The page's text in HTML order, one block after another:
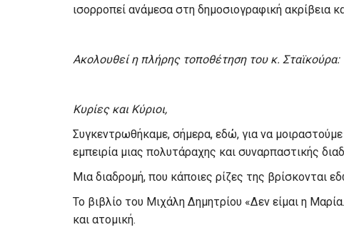
ισορροπεί ανάμεσα στη δημοσιογραφική ακρίβεια
Ακολουθεί η πλήρης τοποθέτηση του κ. Σταϊκούρα:
Κυρίες και Κύριοι,
Συγκεντρωθήκαμε, σήμερα, εδώ, για να
εμπειρία μιας πολυτάραχης και συναρπαστικής
Μια διαδρομή, που κάποιες ρίζες της βρίσκονται
Το βιβλίο του Μιχάλη Δημητρίου «Δεν είμαι η
και ατομική.